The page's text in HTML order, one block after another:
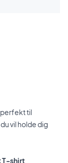
perfekt til
vil holde dig
T-shirt